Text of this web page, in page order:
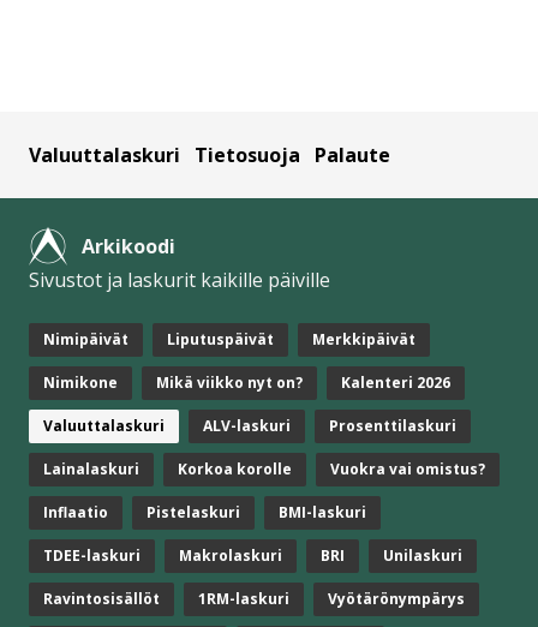
Valuuttalaskuri Tietosuoja Palaute
Arkikoodi
Sivustot ja laskurit kaikille päiville
Nimipäivät Liputuspäivät Merkkipäivät
Nimikone Mikä viikko nyt on? Kalenteri 2026
Valuuttalaskuri ALV-laskuri Prosenttilaskuri
Lainalaskuri Korkoa korolle Vuokra vai omistus?
Inflaatio Pistelaskuri BMI-laskuri
TDEE-laskuri Makrolaskuri BRI Unilaskuri
Ravintosisällöt 1RM-laskuri Vyötärönympärys